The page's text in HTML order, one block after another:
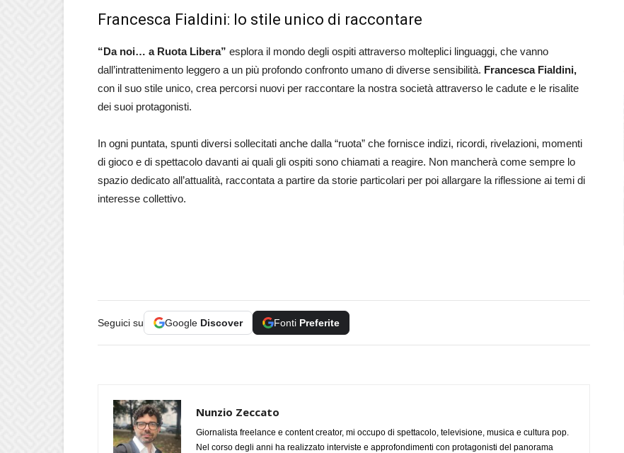
Francesca Fialdini: lo stile unico di raccontare
“Da noi… a Ruota Libera” esplora il mondo degli ospiti attraverso molteplici linguaggi, che vanno
dall’intrattenimento leggero a un più profondo confronto umano di diverse sensibilità. Francesca Fialdini,
con il suo stile unico, crea percorsi nuovi per raccontare la nostra società attraverso le cadute e le risalite
dei suoi protagonisti.
In ogni puntata, spunti diversi sollecitati anche dalla “ruota” che fornisce indizi, ricordi, rivelazioni, momenti
di gioco e di spettacolo davanti ai quali gli ospiti sono chiamati a reagire. Non mancherà come sempre lo
spazio dedicato all’attualità, raccontata a partire da storie particolari per poi allargare la riflessione ai temi di
interesse collettivo.
Seguici su Google Discover Fonti Preferite
Nunzio Zeccato
Giornalista freelance e content creator, mi occupo di spettacolo, televisione, musica e cultura pop.
Nel corso degli anni ha realizzato interviste e approfondimenti con protagonisti del panorama